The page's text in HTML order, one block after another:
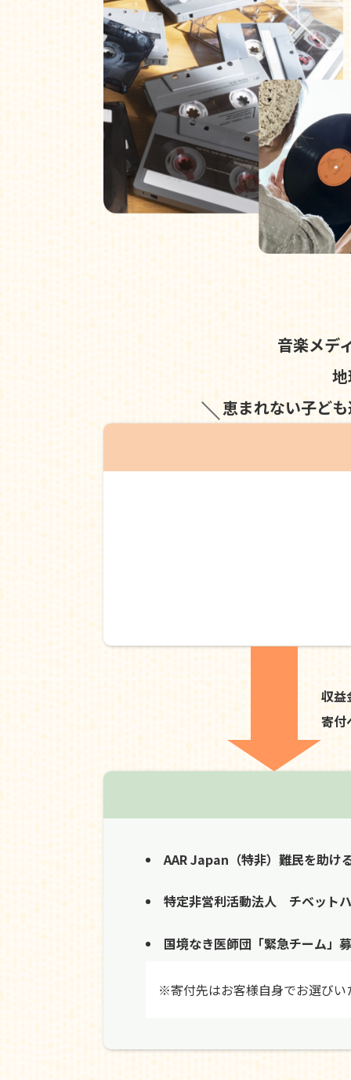
音楽メデ
恵まれない子ど
収益
寄付
AAR Japan（特非）難民を助け
特定非営利活動法人 チベット
国境なき医師団「緊急チーム」
※寄付先はお客様自身でお選びい